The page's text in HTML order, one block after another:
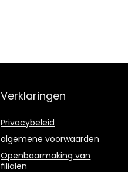
Verklaringen
Privacybeleid
algemene voorwaarden
Openbaarmaking van
filialen